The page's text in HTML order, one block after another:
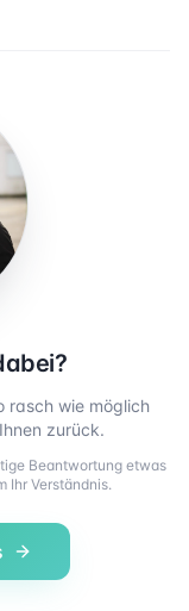
rasch wie möglich
zurück.
Beantwortung etwas
Ihr Verständnis.